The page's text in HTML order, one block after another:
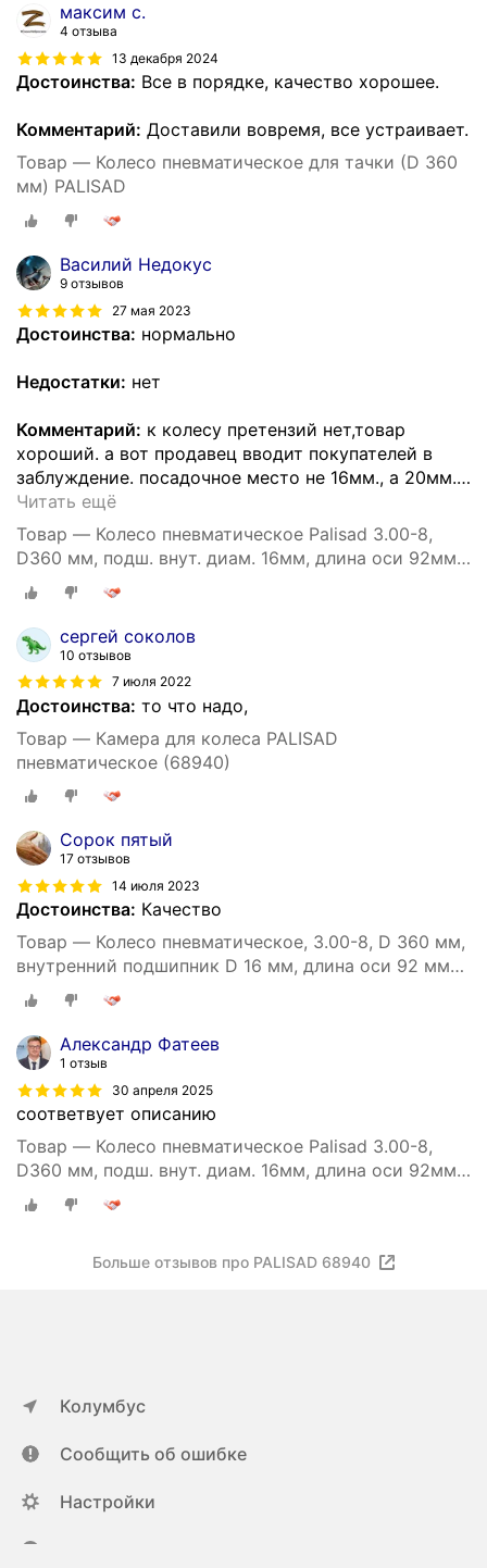
максим с.
4 отзыва
13 декабря 2024
Достоинства: Все в порядке, качество хорошее.
Комментарий: Доставили вовремя, все устраивает.
Товар — Колесо пневматическое для тачки (D 360
мм) PALISAD
Василий Недокус
9 отзывов
27 мая 2023
Достоинства: нормально
Недостатки: нет
Комментарий: к колесу претензий нет,товар
хороший. а вот продавец вводит покупателей в
заблуждение. посадочное место не 16мм., а 20мм.…
Читать ещё
Товар — Колесо пневматическое Palisad 3.00-8,
D360 мм, подш. внут. диам. 16мм, длина оси 92мм
68940
сергей соколов
10 отзывов
7 июля 2022
Достоинства: то что надо,
Товар — Камера для колеса PALISAD
пневматическое (68940)
Сорок пятый
17 отзывов
14 июля 2023
Достоинства: Качество
Товар — Колесо пневматическое, 3.00-8, D 360 мм,
внутренний подшипник D 16 мм, длина оси 92 мм
Palisad 68940
Александр Фатеев
1 отзыв
30 апреля 2025
соответвует описанию
Товар — Колесо пневматическое Palisad 3.00-8,
D360 мм, подш. внут. диам. 16мм, длина оси 92мм
68940
Больше отзывов про PALISAD 68940
Колумбус
Сообщить об ошибке
Настройки